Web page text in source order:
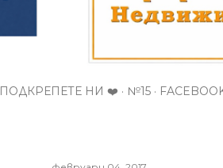
ПОДКРЕПЕТЕ НИ ❤️ №15